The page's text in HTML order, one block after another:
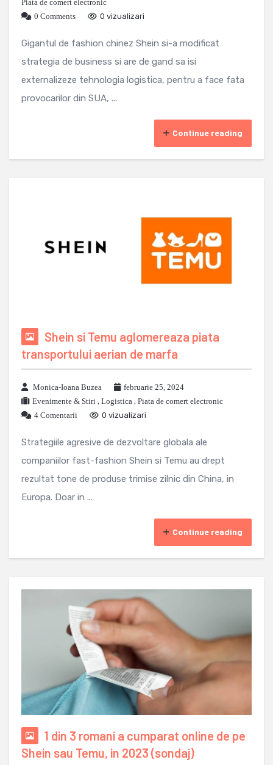
Piata de comert electronic
0 Comments
0 vizualizari
Gigantul de fashion chinez Shein si-a modificat
strategia de business si are de gand sa isi
externalizeze tehnologia logistica, pentru a face fata
provocarilor din SUA, ...
Continue reading
Shein si Temu aglomereaza piata
transportului aerian de marfa
Monica-Ioana Buzea
februarie 25, 2024
Evenimente & Stiri , Logistica , Piata de comert electronic
4 Comentarii
0 vizualizari
Strategiile agresive de dezvoltare globala ale
companiilor fast-fashion Shein si Temu au drept
rezultat tone de produse trimise zilnic din China, in
Europa. Doar in ...
Continue reading
1 din 3 romani a cumparat online de pe
Shein sau Temu, in 2023 (sondaj)